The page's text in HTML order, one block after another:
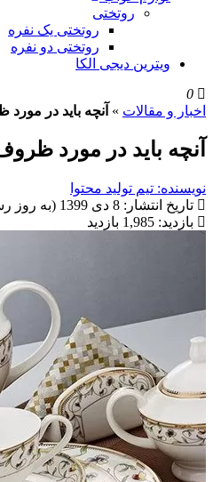
روتختی
روتختی یک نفره
روتختی دو نفره
ویترین دیجی الکا
0
اخبار و مقالات » آنچه باید در
آنچه باید در مورد
نویسنده: تیم تولید محتوا
تاریخ انتشار: 8 دی 1399 (به روز رسانی در: 1 تیر 1405)
بازدید: 1,985 بازدید